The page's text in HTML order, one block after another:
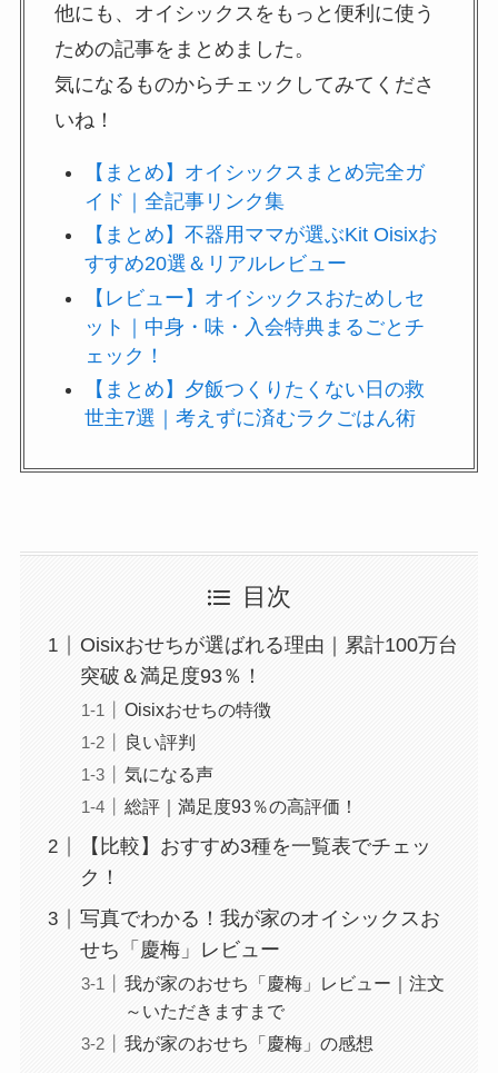
他にも、オイシックスをもっと便利に使う
ための記事をまとめました。
気になるものからチェックしてみてくださ
いね！
【まとめ】オイシックスまとめ完全ガ
イド｜全記事リンク集
【まとめ】不器用ママが選ぶKit Oisixお
すすめ20選＆リアルレビュー
【レビュー】オイシックスおためしセ
ット｜中身・味・入会特典まるごとチ
ェック！
【まとめ】夕飯つくりたくない日の救
世主7選｜考えずに済むラクごはん術
目次
Oisixおせちが選ばれる理由｜累計100万台
突破＆満足度93％！
Oisixおせちの特徴
良い評判
気になる声
総評｜満足度93％の高評価！
【比較】おすすめ3種を一覧表でチェッ
ク！
写真でわかる！我が家のオイシックスお
せち「慶梅」レビュー
我が家のおせち「慶梅」レビュー｜注文
～いただきますまで
我が家のおせち「慶梅」の感想